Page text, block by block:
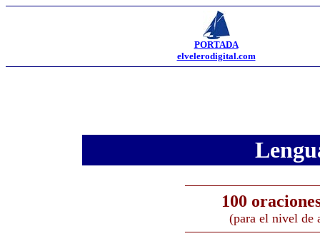
PORTADA
elvelerodigital.com
100
(para el nivel de